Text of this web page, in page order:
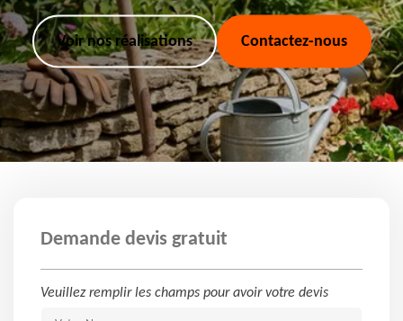
Voir nos réalisations Contactez-nous
Demande devis gratuit
Veuillez remplir les champs pour avoir votre devis